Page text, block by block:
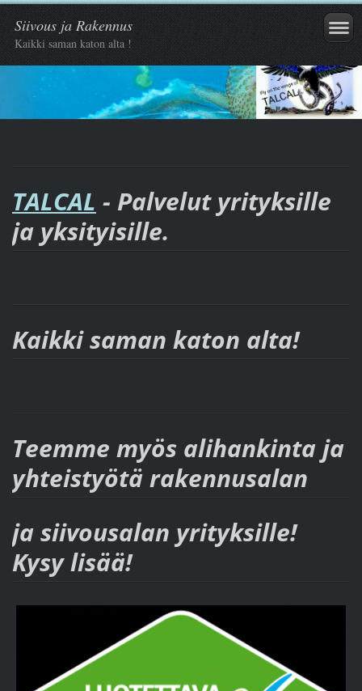
Siivous ja Rakennus
Kaikki saman katon alta !
TALCAL - Palvelut yrityksille
ja yksityisille.
Kaikki saman katon alta!
Teemme myös alihankinta ja
yhteistyötä rakennusalan
ja siivousalan yrityksille!
Kysy lisää!